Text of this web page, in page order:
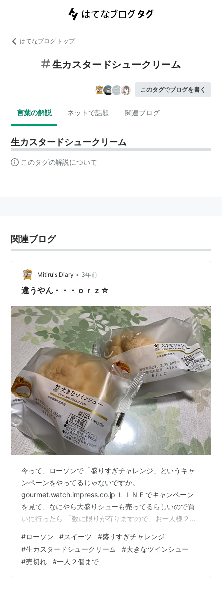
はてなブログ トップ
生カスタードシュークリーム
このタグでブログを書く
言葉の解説 ネットで話題 関連ブログ
生カスタードシュークリーム
このタグの解説について
関連ブログ
Mitiru's Diary • 3年前
違うやん・・・ｏｒｚ☆
今って、ローソンで「盛りすぎチャレンジ」というキャ
ンペーンをやってるじゃないですか。
gourmet.watch.impress.co.jp ＬＩＮＥでキャンペーン
を見て、なにやら大盛りシューも売ってるらしいので買
いに行ったら 「数に限りが有りますので、お一人様２個
んん？？？ んんんん？？？？？？ これって、何時ものじ
ゃない？でもコレ以外にシューは無かったけど。。。
で、検索すると やっぱり違ってました（ーー；） 「盛り
すぎ！ 生カスタードシュークリーム」 が正解でし
#ローソン #スイーツ #盛りすぎチャレンジ
#生カスタードシュークリーム #大きなツインシュー
#売切れ #一人２個まで